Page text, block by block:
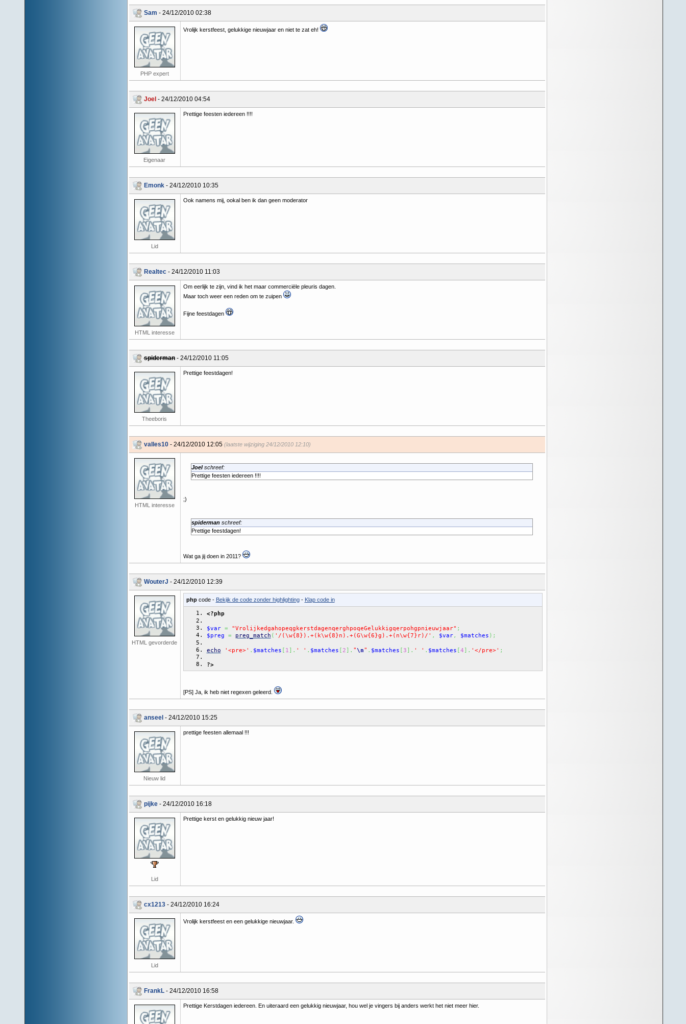
Sam - 24/12/2010 02:38
PHP expert
Vrolijk kerstfeest, gelukkige nieuwjaar en niet te zat eh!
Joel - 24/12/2010 04:54
Eigenaar
Prettige feesten iedereen !!!!
Emonk- 24/12/2010 10:35
Lid
Ook namens mij, ookal ben ik dan geen moderator
Realtec- 24/12/2010 11:03
HTML interesse
Om eerlijk te zijn, vind ik het maar commerciële pleuris dagen.
Maar toch weer een reden om te zuipen
Fijne feestdagen
spiderman- 24/12/2010 11:05
Theeboris
Prettige feestdagen!
valles10- 24/12/2010 12:05 (laatste wijziging 24/12/2010 12:10)
HTML interesse
Joelschreef:
Prettige feesten iedereen !!!!
;)
spidermanschreef:
Prettige feestdagen!
Wat ga jij doen in 2011?
WouterJ - 24/12/2010 12:39
HTML gevorderde
phpcode - Bekijk de code zonder highlighting- Klap code in
<?php
$var = "VrolijkedgahopeqgkerstdagenqerghpoqeGelukkigqerpohgpnieuwjaar" ;
$preg
= preg_match ( '/(\w{8}).+(k\w{8}n).+(G\w{6}g).+(n\w{7}r)/' , $var, $matches ) ;
echo '<pre>' . $matches [ 1 ] . ' ' . $matches [ 2 ] . "\n" . $matches [3 ] . ' ' . $matches [4 ] . '</pre>' ;
?>
[PS] Ja, ik heb niet regexen geleerd.
anseel - 24/12/2010 15:25
Nieuw lid
prettige feesten allemaal !!!
pijke- 24/12/2010 16:18
Lid
Prettige kerst en gelukkig nieuw jaar!
cx1213- 24/12/2010 16:24
Lid
Vrolijk kerstfeest en een gelukkige nieuwjaar.
FrankL- 24/12/2010 16:58
Prettige Kerstdagen iedereen. En uiteraard een gelukkig nieuwjaar, hou wel je vingers bij anders werkt het niet meer hier.